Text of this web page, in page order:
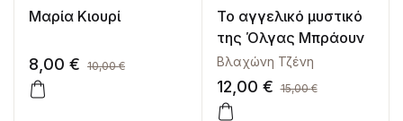
Μαρία Κιουρί
8,00 € 10,00€
Το αγγελικό μυστικό
της Όλγας Μπράουν
Βλαχώνη Τζένη
12,00 € 15,00€